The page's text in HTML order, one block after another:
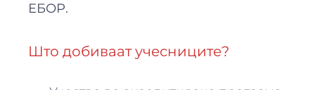
ЕБОР.
Што добиваат учесниците?